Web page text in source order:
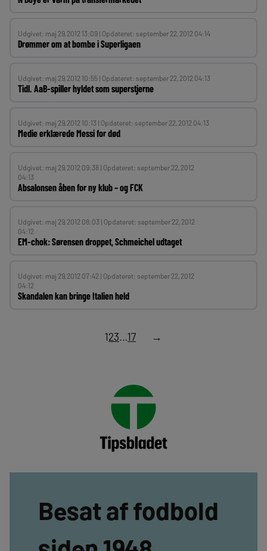
Udgivet: maj 29, 2012 13:09 | Opdateret: september 22, 2012 04:14
Drømmer om at bombe i Superligaen
Udgivet: maj 29, 2012 10:55 | Opdateret: september 22, 2012 04:13
Tidl. AaB-spiller hyldet som superstjerne
Udgivet: maj 29, 2012 10:13 | Opdateret: september 22, 2012 04:13
Medie erklærede Messi for død
Udgivet: maj 29, 2012 09:38 | Opdateret: september 22, 2012
04:13
Absalonsen åben for ny klub – og FCK
Udgivet: maj 29, 2012 08:03 | Opdateret: september 22, 2012
04:12
EM-chok: Sørensen droppet, Schmeichel udtaget
Udgivet: maj 29, 2012 07:42 | Opdateret: september 22, 2012
04:12
Skandalen kan bringe Italien held
123…17 →
Besat af fodbold